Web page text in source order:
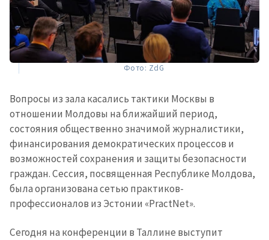
Фото: ZdG
Вопросы из зала касались тактики Москвы в
отношении Молдовы на ближайший период,
состояния общественно значимой журналистики,
финансирования демократических процессов и
возможностей сохранения и защиты безопасности
граждан. Сессия, посвященная Республике Молдова,
была организована сетью практиков-
профессионалов из Эстонии «PractNet».
Сегодня на конференции в Таллине выступит